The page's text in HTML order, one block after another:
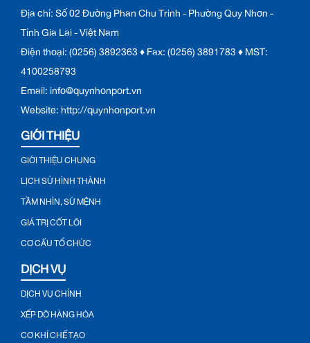
Địa chỉ: Số 02 Đường Phan Chu Trinh - Phường Quy Nhơn -
Tỉnh Gia Lai - Việt Nam
Điện thoại: (0256) 3892363 ♦ Fax: (0256) 3891783 ♦ MST:
4100258793
Email: info@quynhonport.vn
Website: http://quynhonport.vn
GIỚI THIỆU
GIỚI THIỆU CHUNG
LỊCH SỬ HÌNH THÀNH
TẦM NHÌN, SỨ MỆNH
GIÁ TRỊ CỐT LÕI
CƠ CẤU TỔ CHỨC
DỊCH VỤ
DỊCH VỤ CHÍNH
XẾP DỠ HÀNG HÓA
CƠ KHÍ CHẾ TẠO